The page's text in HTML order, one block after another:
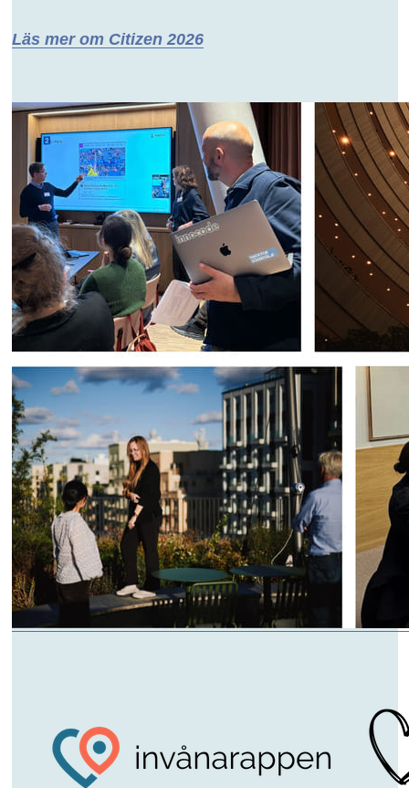
Läs mer om Citizen 2026